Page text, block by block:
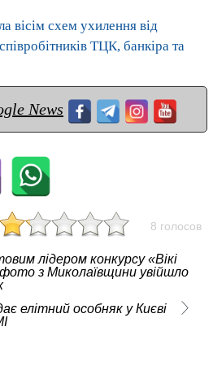
вісім схем ухилення від
ТЦК, банкіра та
News
8 голосов
лідером конкурсу «Вікі
з Миколаївщини увійшло
елітний особняк у Києві